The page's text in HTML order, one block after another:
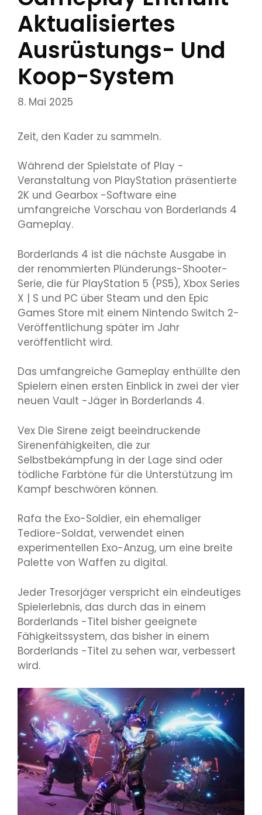
Aktualisiertes
Ausrüstungs- Und
Koop-System
8. Mai 2025
Zeit, den Kader zu sammeln.
Während der Spielstate of Play -
Veranstaltung von PlayStation präsentierte
2K und Gearbox -Software eine
umfangreiche Vorschau von Borderlands 4
Gameplay.
Borderlands 4 ist die nächste Ausgabe in
der renommierten Plünderungs-Shooter-
Serie, die für PlayStation 5 (PS5), Xbox Series
X | S und PC über Steam und den Epic
Games Store mit einem Nintendo Switch 2-
Veröffentlichung später im Jahr
veröffentlicht wird.
Das umfangreiche Gameplay enthüllte den
Spielern einen ersten Einblick in zwei der vier
neuen Vault -Jäger in Borderlands 4.
Vex Die Sirene zeigt beeindruckende
Sirenenfähigkeiten, die zur
Selbstbekämpfung in der Lage sind oder
tödliche Farbtöne für die Unterstützung im
Kampf beschwören können.
Rafa the Exo-Soldier, ein ehemaliger
Tediore-Soldat, verwendet einen
experimentellen Exo-Anzug, um eine breite
Palette von Waffen zu digital.
Jeder Tresorjäger verspricht ein eindeutiges
Spielerlebnis, das durch das in einem
Borderlands -Titel bisher geeignete
Fähigkeitssystem, das bisher in einem
Borderlands -Titel zu sehen war, verbessert
wird.